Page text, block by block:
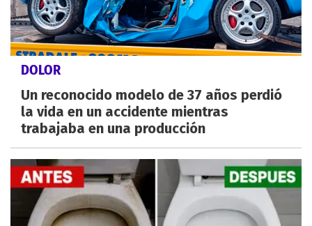
DOLOR
Un reconocido modelo de 37 años perdió
la vida en un accidente mientras
trabajaba en una producción